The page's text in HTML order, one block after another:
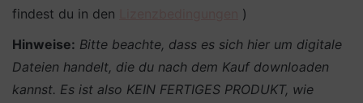
findest du in den
)
Hinweise: Bitte beachte, dass es sich hier um digitale
Dateien handelt, die du nach dem Kauf downloaden
kannst. Es ist also KEIN FERTIGES PRODUKT, wie